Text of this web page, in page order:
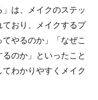
は、メイクのステッ
おり、メイクするプ
やるのか」「なぜこ
のか」といったこと
わかりやすくメイク